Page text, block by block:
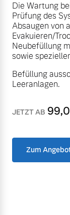
Die Wartung
Prüfung des
Absaugen von
Evakuieren/
Neubefüllung
sowie
Befüllung
Leeranlagen.
JETZT AB
Zum